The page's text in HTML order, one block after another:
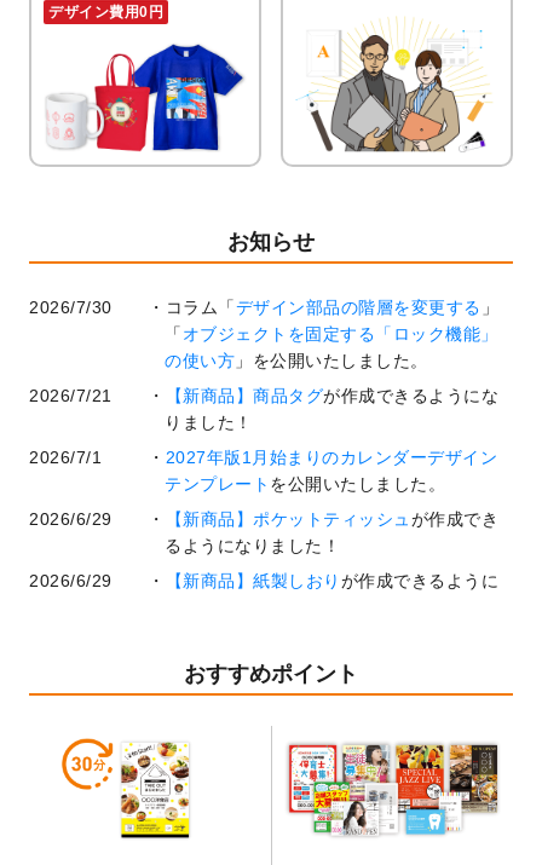
デザイン費用0円
お知らせ
2026/7/30 コラム「デザイン部品の階層を変更する 」
「 オブジェクトを固定する「ロック機能」
の使い方 」を公開いたしました。
2026/7/21
【新商品】商品タグが作成できるようにな
りました！
2026/7/1
2027年版1月始まりのカレンダーデザイン
テンプレート を公開いたしました。
2026/6/29
【新商品】ポケットティッシュが作成でき
るようになりました！
2026/6/29
【新商品】紙製しおり が作成できるように
業効率を上げる便利な操作方法3選！
開いたしました。
暑中見舞いのデザインテンプレート
しました。
2026/5/28
【新商品】マグネットステッカーが作成で
きるようになりました！
おすすめポイント